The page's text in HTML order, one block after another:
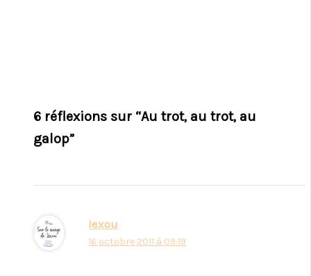
6 réflexions sur “Au trot, au trot, au
galop”
lexou
16 octobre 2011 à 09:19